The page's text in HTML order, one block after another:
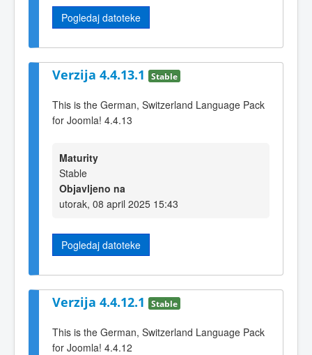
Pogledaj datoteke
Verzija 4.4.13.1 Stable
This is the German, Switzerland Language Pack
for Joomla! 4.4.13
Maturity
Stable
Objavljeno na
utorak, 08 april 2025 15:43
Pogledaj datoteke
Verzija 4.4.12.1 Stable
This is the German, Switzerland Language Pack
for Joomla! 4.4.12